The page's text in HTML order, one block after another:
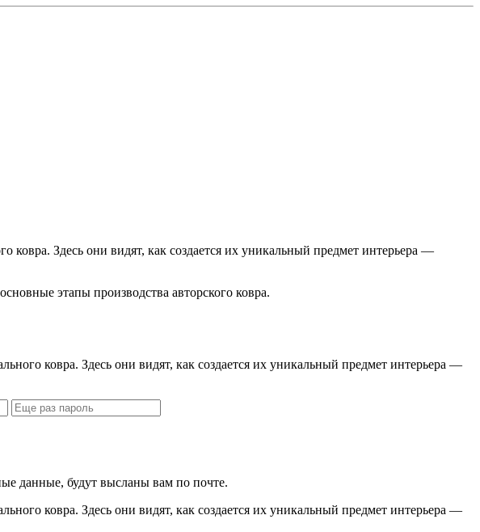
ковра. Здесь они видят, как создается их уникальный предмет интерьера —
этапы производства авторского ковра.
ковра. Здесь они видят, как создается их уникальный предмет интерьера —
данные, будут высланы вам по почте.
ковра. Здесь они видят, как создается их уникальный предмет интерьера —